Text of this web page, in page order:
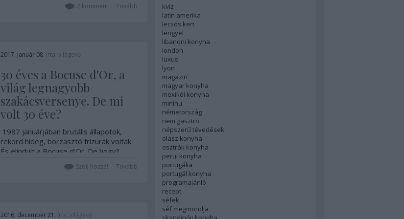
Tovább
2 komment
2017. január 08. írta: világevő
30 éves a Bocuse d'Or, a
világ legnagyobb
szakácsversenye. De mi
volt 30 éve?
1987 januárjában brutális állapotok,
rekord hideg, borzasztó frizurák voltak.
És elindult a Bocuse d'Or. De hogy?
Tovább
Szólj hozzá!
2016. december 21. írta: világevő
kvíz
latin amerika
lecsós kert
lengyel
libanoni konyha
london
luxus
lyon
magazin
magyar konyha
mexikói konyha
minihu
németország
nem gasztro
népszerű tévedések
olasz konyha
osztrák konyha
perui konyha
portugália
portugál konyha
programajánló
recept
séfek
séf megmondja